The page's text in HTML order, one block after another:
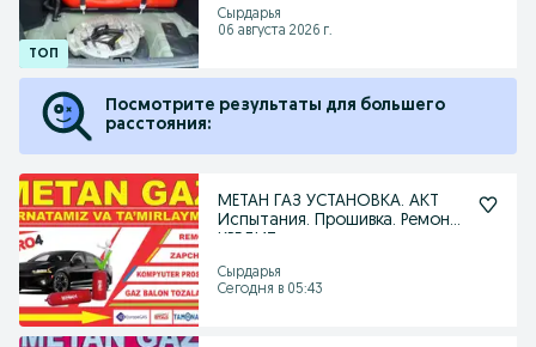
Cырдарья
06 августа 2026 г.
Посмотрите результаты для большего
расстояния:
МЕТАН ГАЗ УСТАНОВКА. АКТ
Испытания. Прошивка. Ремонт.
Сырдарья
Сегодня в 05:43